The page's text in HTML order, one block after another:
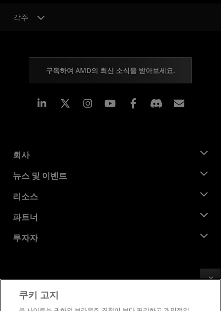
각주
구독하여 AMD의 최신 소식을 받아보세요.
Linkedin Instagram Facebook
회사
AMD 소개
기업의 사회적 책임
채용
문의하기
뉴스 및 이벤트
뉴스룸
미디어 라이브러리
리소스
개발자 센트럴
사례 연구
파트너
AMD 파트너 허브
투자자
이사위원회
거버넌스 문서
SEC 신고서
상표
쿠키 고지